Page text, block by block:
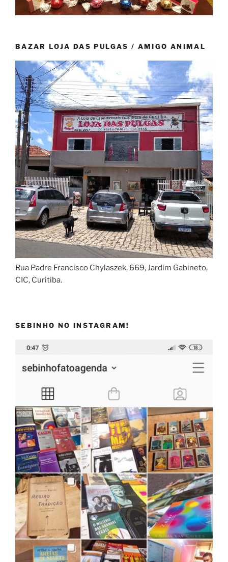
BAZAR LOJA DAS PULGAS / AMIGO ANIMAL
Rua Padre Francisco Chylaszek, 669, Jardim Gabineto,
CIC, Curitiba.
SEBINHO NO INSTAGRAM!